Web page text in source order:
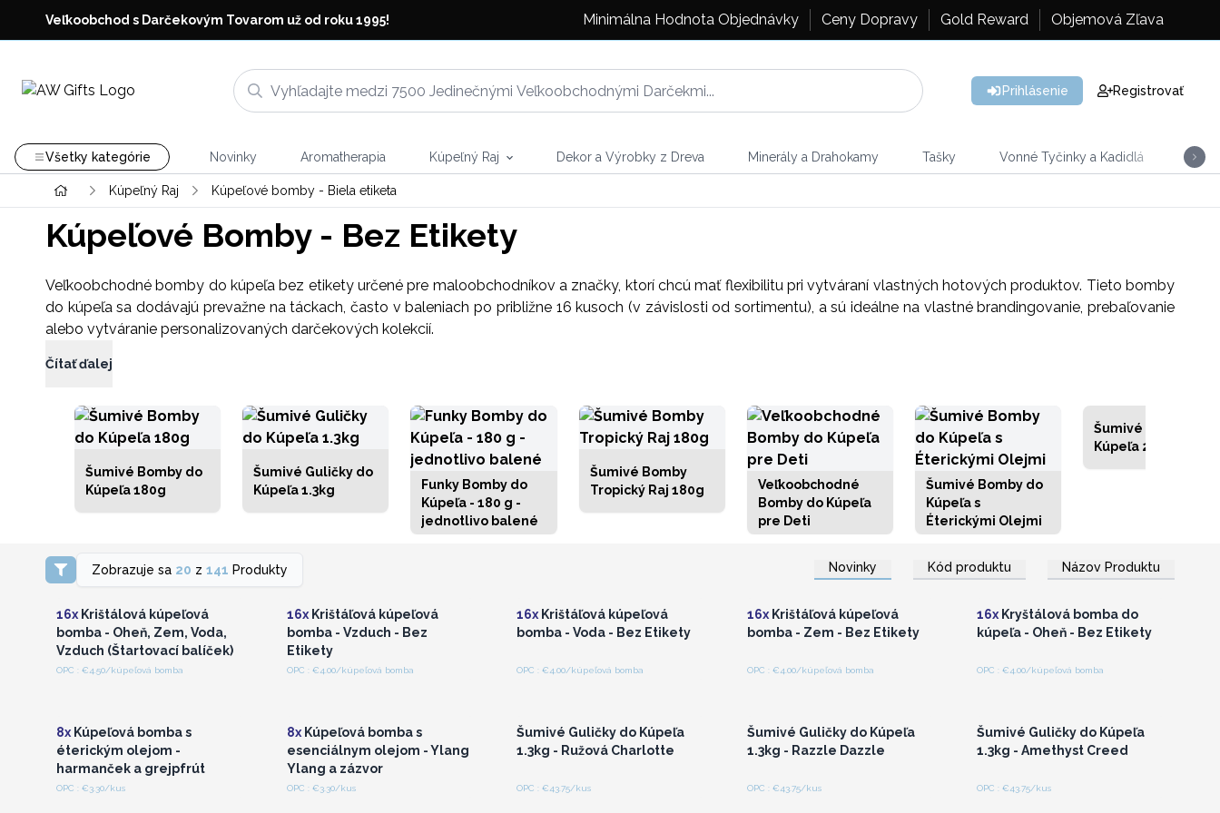
Veľkoobchod s Darčekovým Tovarom už od roku 1995! Minimálna Hodnota Objednávky Ceny Dopravy Gold Reward Objemová Zľava
Prihlásenie Registrovať
Všetky kategórie Novinky Aromatherapia Kúpeľný Raj Dekor a Výrobky z Dreva Minerály a Drahokamy Tašky Vonné Tyčinky a Kadidlá
Kúpeľný Raj Kúpeľové bomby - Biela etiketa
Kúpeľové Bomby - Bez Etikety
Veľkoobchodné bomby do kúpeľa bez etikety určené pre maloobchodníkov a značky, ktorí chcú mať flexibilitu pri vytváraní vlastných hotových produktov. Tieto bomby
do kúpeľa sa dodávajú prevažne na táckach, často v baleniach po približne 16 kusoch (v závislosti od sortimentu), a sú ideálne na vlastné brandingovanie, prebaľovanie
alebo vytváranie personalizovaných darčekových kolekcií.
Čítať ďalej
Šumivé Bomby do
Kúpeľa 180g
Šumivé Guličky do
Kúpeľa 1.3kg
Funky Bomby do
Kúpeľa - 180 g -
jednotlivo balené
Šumivé Bomby
Tropický Raj 180g
Veľkoobchodné
Bomby do Kúpeľa
pre Deti
Šumivé Bomby do
Kúpeľa s
Éterickými Olejmi
Šumivé Tablety do
Kúpeľa 200g
Zobrazuje sa 20 z 141 Produkty Novinky Kód produktu Názov Produktu
zaregistrujte sa pre
veľkoobchodné ceny
16x Krištálová kúpeľová
bomba - Oheň, Zem, Voda,
Vzduch (Štartovací balíček)
OPC : €4.50/kúpeľová bomba
16xKrištáľová kúpeľová
bomba - Vzduch - Bez
Etikety
OPC : €4.00/kúpeľová bomba
16x Krištáľová kúpeľová
bomba - Voda - Bez Etikety
OPC : €4.00/kúpeľová bomba
zaregistrujte sa pre
veľkoobchodné ceny
16xKrištáľová kúpeľová
bomba - Zem - Bez Etikety
OPC : €4.00/kúpeľová bomba
zaregistrujte sa pre
veľkoobchodné ceny
16x Kryštálová bomba do
kúpeľa - Oheň - Bez Etikety
OPC : €4.00/kúpeľová bomba
Prihláste sa alebo
8x Kúpeľová bomba s
éterickým olejom -
harmanček a grejpfrút
OPC : €3.30/kus
Prihláste sa alebo
8xKúpeľová bomba s
esenciálnym olejom - Ylang
Ylang a zázvor
OPC : €3.30/kus
Prihláste sa alebo
Šumivé Guličky do Kúpeľa
1.3kg - Ružová Charlotte
OPC : €43.75/kus
Prihláste sa alebo
Šumivé Guličky do Kúpeľa
1.3kg - Razzle Dazzle
OPC : €43.75/kus
Prihláste sa alebo
Šumivé Guličky do Kúpeľa
1.3kg - Amethyst Creed
OPC : €43.75/kus
Prihláste sa alebo
Prihláste sa alebo
Prihláste sa alebo